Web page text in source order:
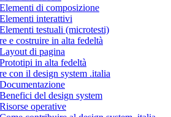
di composizione
interattivi
testuali (microtesti)
e costruire in alta fedeltà
di pagina
in alta fedeltà
con il design system .italia
del design system
operative